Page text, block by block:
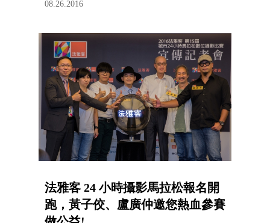
08.26.2016
法雅客 24 小時攝影馬拉松報名開
跑，黃子佼、盧廣仲邀您熱血參賽